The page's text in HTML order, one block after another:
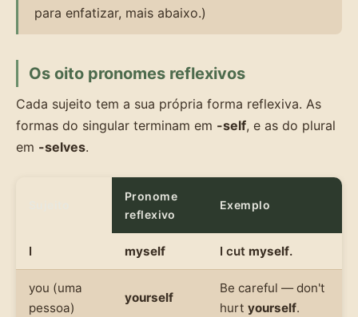
para enfatizar, mais abaixo.)
Os oito pronomes reflexivos
Cada sujeito tem a sua própria forma reflexiva. As
formas do singular terminam em -self, e as do plural
em -selves.
Pronome
reflexivo
Exemplo
I myself I cut myself.
you (uma
pessoa)
yourself
Be careful — don't
hurt yourself.